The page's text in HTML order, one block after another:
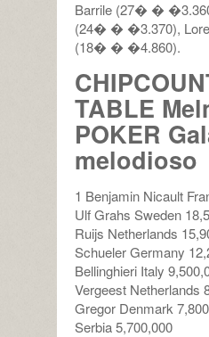
Barrile (27� �
(24� � �3.370),
(18� � �4.860).
TABLE
POKER
melodioso
1 Benjamin Nicault
Ulf Grahs Sweden
Ruijs Netherlands
Schueler Germany
Bellinghieri Italy
Vergeest Netherlands
Gregor Denmark
Serbia 5,700,000